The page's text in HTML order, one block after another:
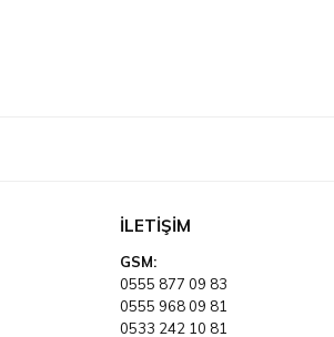
İLETIŞIM
GSM:
0555 877 09 83
0555 968 09 81
0533 242 10 81